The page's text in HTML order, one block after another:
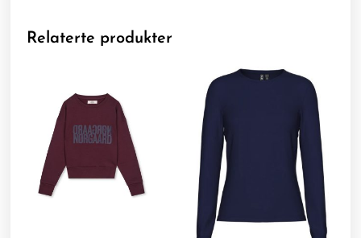
Relaterte produkter